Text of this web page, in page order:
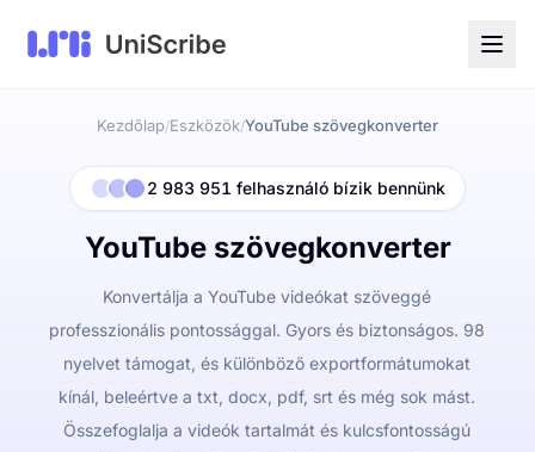
Kezdőlap/Eszközök/YouTube szövegkonverter
2 983 951 felhasználó bízik bennünk
YouTube szövegkonverter
Konvertálja a YouTube videókat szöveggé
professzionális pontossággal. Gyors és biztonságos. 98
nyelvet támogat, és különböző exportformátumokat
kínál, beleértve a txt, docx, pdf, srt és még sok mást.
Összefoglalja a videók tartalmát és kulcsfontosságú